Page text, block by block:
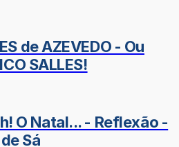
de AZEVEDO - Ou
SALLES!
O Natal... - Reflexão -
Sá